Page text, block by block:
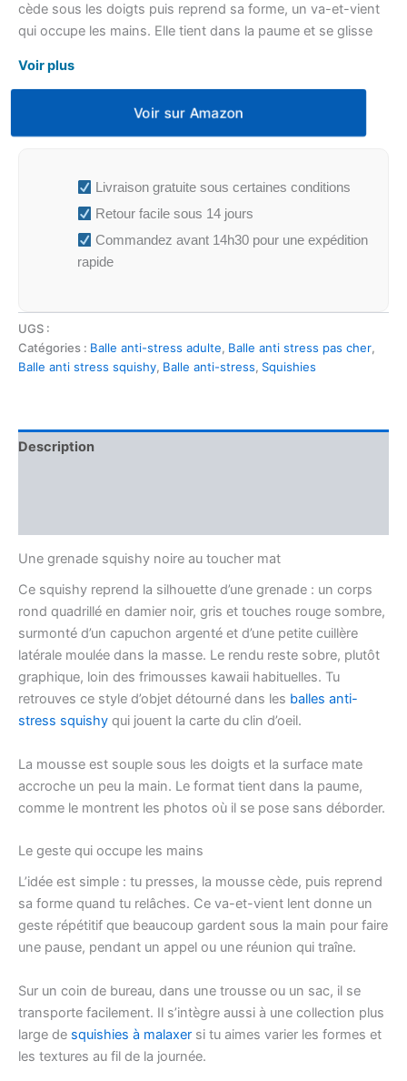
cède sous les doigts puis reprend sa forme, un va-et-vient
qui occupe les mains. Elle tient dans la paume et se glisse
Voir plus
Voir sur Amazon
Livraison gratuite sous certaines conditions
Retour facile sous 14 jours
Commandez avant 14h30 pour une expédition
rapide
UGS :
Catégories : Balle anti-stress adulte, Balle anti stress pas cher,
Balle anti stress squishy, Balle anti-stress, Squishies
Description
Une grenade squishy noire au toucher mat
Ce squishy reprend la silhouette d’une grenade : un corps
rond quadrillé en damier noir, gris et touches rouge sombre,
surmonté d’un capuchon argenté et d’une petite cuillère
latérale moulée dans la masse. Le rendu reste sobre, plutôt
graphique, loin des frimousses kawaii habituelles. Tu
retrouves ce style d’objet détourné dans les balles anti-
stress squishy qui jouent la carte du clin d’oeil.
La mousse est souple sous les doigts et la surface mate
accroche un peu la main. Le format tient dans la paume,
comme le montrent les photos où il se pose sans déborder.
Le geste qui occupe les mains
L’idée est simple : tu presses, la mousse cède, puis reprend
sa forme quand tu relâches. Ce va-et-vient lent donne un
geste répétitif que beaucoup gardent sous la main pour faire
une pause, pendant un appel ou une réunion qui traîne.
Sur un coin de bureau, dans une trousse ou un sac, il se
transporte facilement. Il s’intègre aussi à une collection plus
large de squishies à malaxer si tu aimes varier les formes et
les textures au fil de la journée.